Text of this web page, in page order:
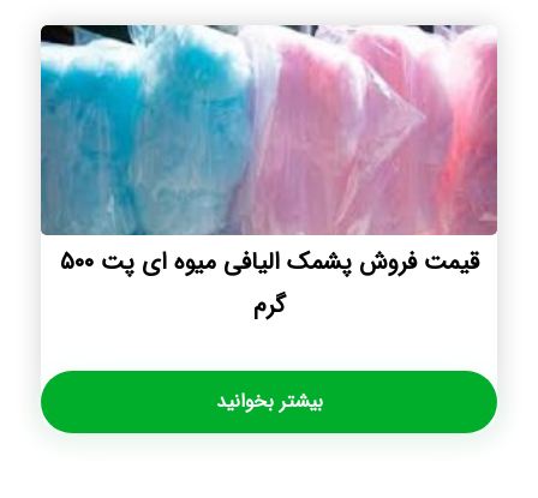
قیمت فروش پشمک الیافی میوه ای پت ۵۰۰
گرم
بیشتر بخوانید